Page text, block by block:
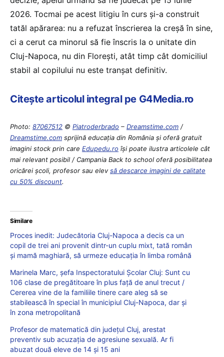
2026. Tocmai pe acest litigiu în curs și-a construit
tatăl apărarea: nu a refuzat înscrierea la creșă în sine,
ci a cerut ca minorul să fie înscris la o unitate din
Cluj-Napoca, nu din Florești, atât timp cât domiciliul
stabil al copilului nu este tranșat definitiv.
Citește articolul integral pe G4Media.ro
Photo: 87067512 © Piatroderbrado – Dreamstime.com /
Dreamstime.com sprijină educaţia din România şi oferă gratuit
imagini stock prin care Edupedu.ro îşi poate ilustra articolele cât
mai relevant posibil / Campania Back to school oferă posibilitatea
oricărei școli, profesor sau elevsă descarce imagini de calitate
cu 50% discount.
Similare
Proces inedit: Judecătoria Cluj-Napoca a decis ca un
copil de trei ani provenit dintr-un cuplu mixt, tată român
și mamă maghiară, să urmeze educația în limba română
Marinela Marc, șefa Inspectoratului Școlar Cluj: Sunt cu
106 clase de pregătitoare în plus față de anul trecut /
Cererea vine de la familiile tinere care aleg să se
stabilească în special în municipiul Cluj-Napoca, dar și
în zona metropolitană
Profesor de matematică din județul Cluj, arestat
preventiv sub acuzația de agresiune sexuală. Ar fi
abuzat două eleve de 14 și 15 ani